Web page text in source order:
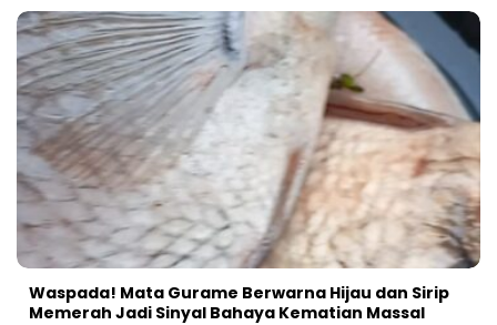
Waspada! Mata Gurame Berwarna Hijau dan Sirip
Memerah Jadi Sinyal Bahaya Kematian Massal